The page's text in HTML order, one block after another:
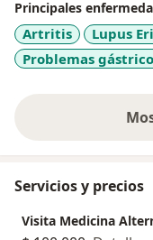
Principales
Artritis
Lupus
Problemas
Servicios y precios
Visita Medicina